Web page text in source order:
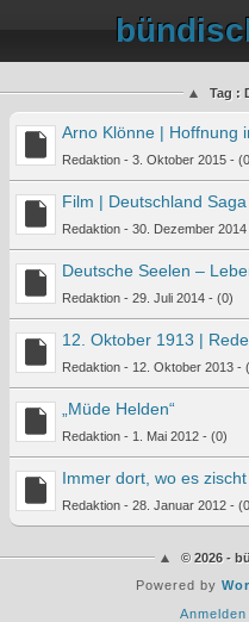
Tag :
Arno Klönne | Hoffnung
Redaktion - 3. Oktober 2015 -
Film | Deutschland Saga
Redaktion - 30. Dezember
Deutsche Seelen –
Redaktion - 29. Juli 2014 - (0)
12. Oktober 1913 |
Redaktion - 12. Oktober 2013 -
„Müde Helden“
Redaktion - 1. Mai 2012 - (0)
Immer dort, wo es
Redaktion - 28. Januar 2012 -
© 2026 -
Powered by
Anmelden